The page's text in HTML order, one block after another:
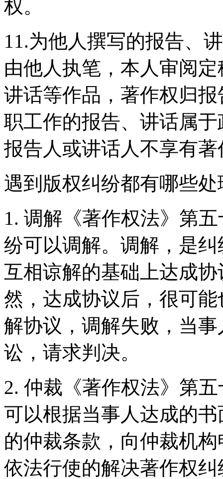
权。
11.为他人撰写的报告、
由他人执笔，本人审阅
讲话等作品，著作权归
职工作的报告、讲话属
报告人或讲话人不享有著
遇到版权纠纷都有哪些
1. 调解《著作权法》第
纷可以调解。调解，是
互相谅解的基础上达成
然，达成协议后，很可
解协议，调解失败，当
讼，请求判决。
2. 仲裁《著作权法》第
可以根据当事人达成的
的仲裁条款，向仲裁机
依法行使的解决著作权